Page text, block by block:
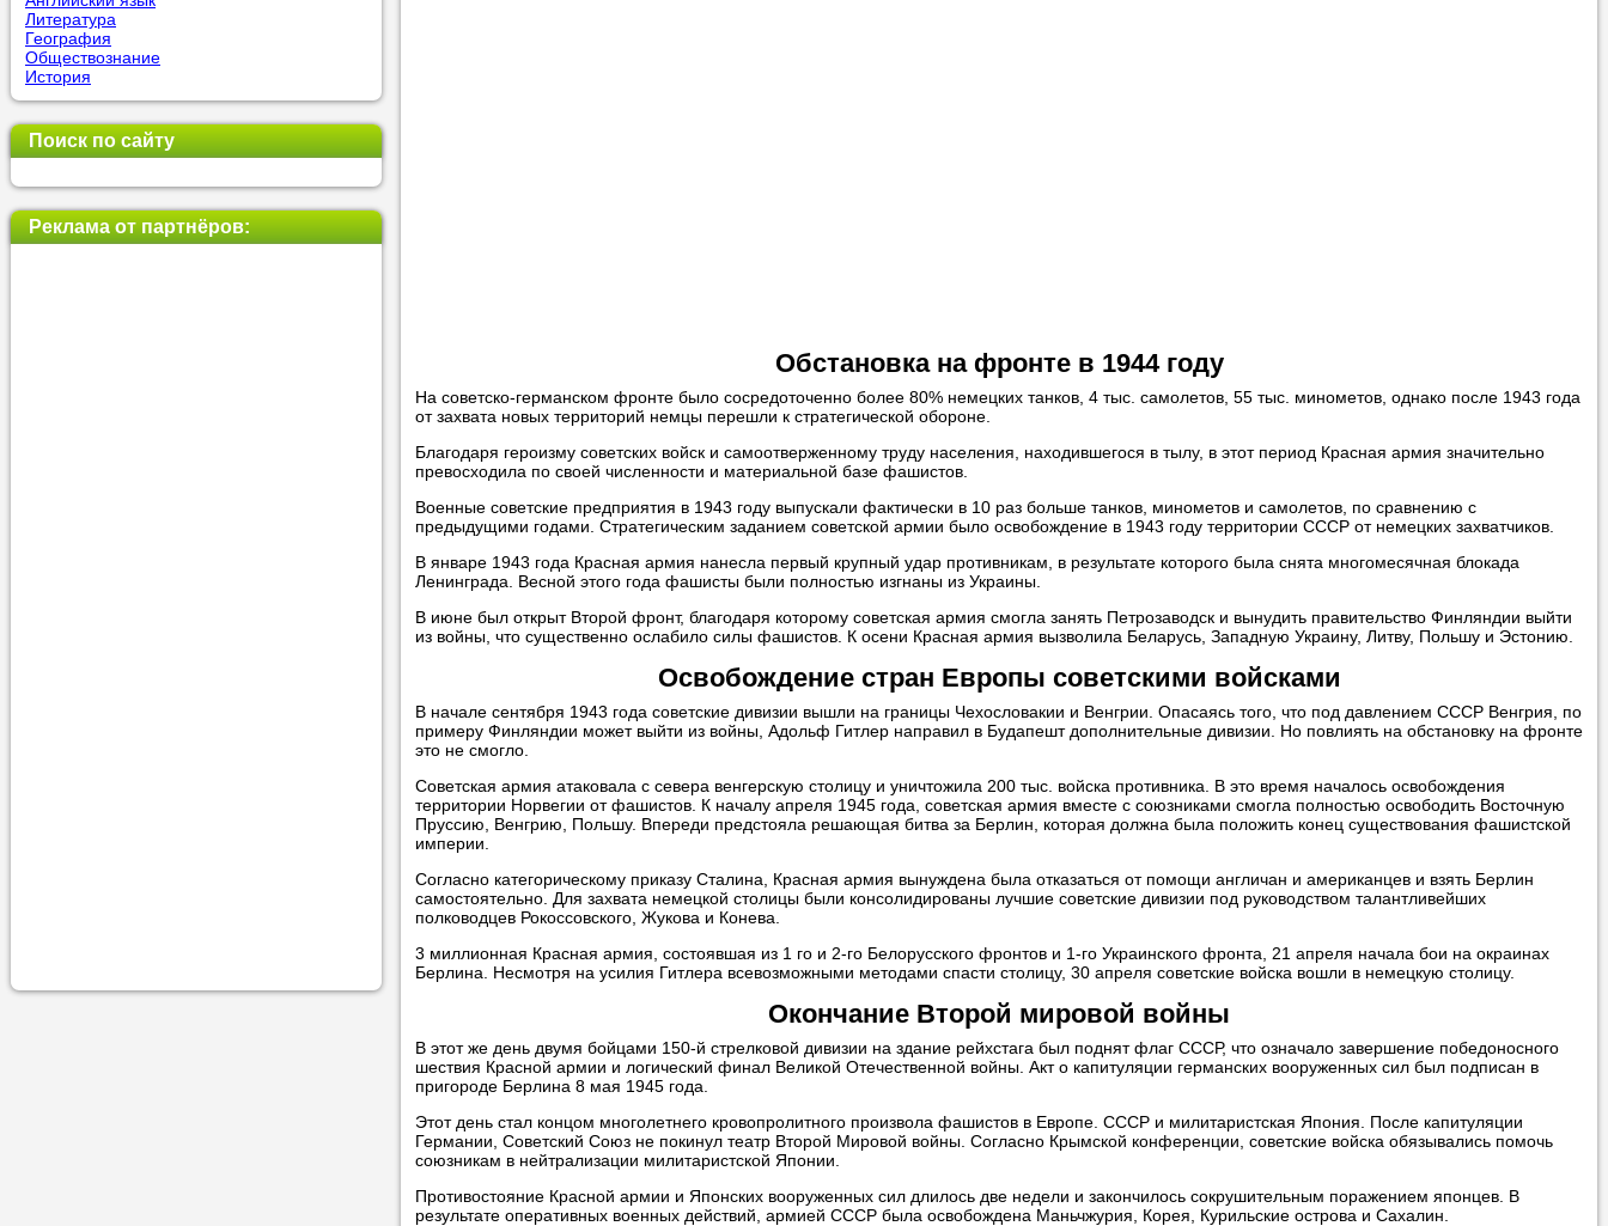
Мы найдем репетитора в течение дня!
Прислушайтесь к нашим советам, чтобы найти репетитора быстрее:
Совет 3.Вопреки сложившемуся мнению,студент-репетитор очень хорошо справляется со
своей задачей. Он более мобилен, цена ниже, и он с легкостью найдет общий язык с
учеником.
Литература
География
Обществознание
История
Поиск по сайту
Реклама от партнёров:
Обстановка на фронте в 1944 году
На советско-германском фронте было сосредоточенно более 80% немецких танков, 4 тыс. самолетов, 55 тыс. минометов, однако после 1943 года
от захвата новых территорий немцы перешли к стратегической обороне.
Благодаря героизму советских войск и самоотверженному труду населения, находившегося в тылу, в этот период Красная армия значительно
превосходила по своей численности и материальной базе фашистов.
Военные советские предприятия в 1943 году выпускали фактически в 10 раз больше танков, минометов и самолетов, по сравнению с
предыдущими годами. Стратегическим заданием советской армии было освобождение в 1943 году территории СССР от немецких захватчиков.
В январе 1943 года Красная армия нанесла первый крупный удар противникам, в результате которого была снята многомесячная блокада
Ленинграда. Весной этого года фашисты были полностью изгнаны из Украины.
В июне был открыт Второй фронт, благодаря которому советская армия смогла занять Петрозаводск и вынудить правительство Финляндии выйти
из войны, что существенно ослабило силы фашистов. К осени Красная армия вызволила Беларусь, Западную Украину, Литву, Польшу и Эстонию.
Освобождение стран Европы советскими войсками
В начале сентября 1943 года советские дивизии вышли на границы Чехословакии и Венгрии. Опасаясь того, что под давлением СССР Венгрия, по
примеру Финляндии может выйти из войны, Адольф Гитлер направил в Будапешт дополнительные дивизии. Но повлиять на обстановку на фронте
это не смогло.
Советская армия атаковала с севера венгерскую столицу и уничтожила 200 тыс. войска противника. В это время началось освобождения
территории Норвегии от фашистов. К началу апреля 1945 года, советская армия вместе с союзниками смогла полностью освободить Восточную
Пруссию, Венгрию, Польшу. Впереди предстояла решающая битва за Берлин, которая должна была положить конец существования фашистской
империи.
Согласно категорическому приказу Сталина, Красная армия вынуждена была отказаться от помощи англичан и американцев и взять Берлин
самостоятельно. Для захвата немецкой столицы были консолидированы лучшие советские дивизии под руководством талантливейших
полководцев Рокоссовского, Жукова и Конева.
3 миллионная Красная армия, состоявшая из 1 го и 2-го Белорусского фронтов и 1-го Украинского фронта, 21 апреля начала бои на окраинах
Берлина. Несмотря на усилия Гитлера всевозможными методами спасти столицу, 30 апреля советские войска вошли в немецкую столицу.
Окончание Второй мировой войны
В этот же день двумя бойцами 150-й стрелковой дивизии на здание рейхстага был поднят флаг СССР, что означало завершение победоносного
шествия Красной армии и логический финал Великой Отечественной войны. Акт о капитуляции германских вооруженных сил был подписан в
пригороде Берлина 8 мая 1945 года.
Этот день стал концом многолетнего кровопролитного произвола фашистов в Европе. СССР и милитаристская Япония. После капитуляции
Германии, Советский Союз не покинул театр Второй Мировой войны. Согласно Крымской конференции, советские войска обязывались помочь
союзникам в нейтрализации милитаристской Японии.
Противостояние Красной армии и Японских вооруженных сил длилось две недели и закончилось сокрушительным поражением японцев. В
результате оперативных военных действий, армией СССР была освобождена Маньчжурия, Корея, Курильские острова и Сахалин.